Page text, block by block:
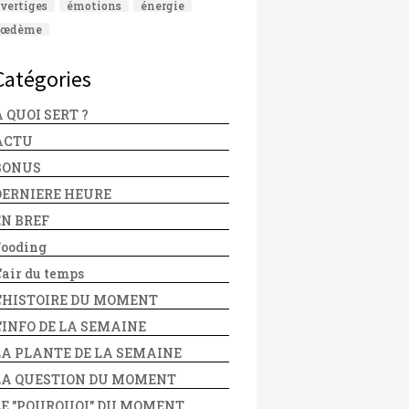
vertiges émotions
énergie
œdème
QUOI SERT ?
HEURE
BREF
du temps
DU MOMENT
DE LA SEMAINE
PLANTE DE LA SEMAINE
QUESTION DU MOMENT